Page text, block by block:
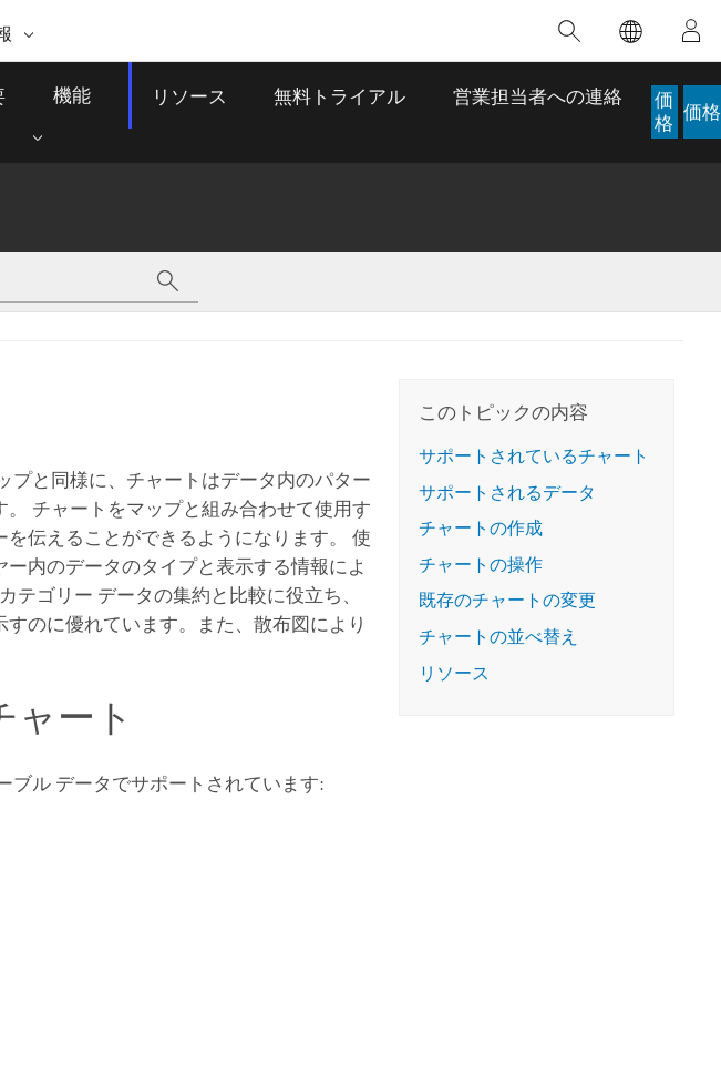
ArcGIS へのロールベースのアクセ
Esri の ArcGIS 製品
られています。 技術がどのようなものかを
ブ マップを試したり、製品の機能を調べた
り、無料トライアルを開始したりします。
ArcGIS Pro の詳細
チャ管理
フラストラクチャ プ
とどのように関連
が理解するのに役立
管理の探索
するために使用される空間統計技術を探索
コースを探索
業界ニュースと ArcGIS 更
リケーションを構築し、重要な救助活動を
ストーリーを読む
について
トナー
情報
イノベーションへの取り
組み
ーメーション
注目
機能 リソース 無料トライアル 営業担当者への連絡
価
格
価格
プと同様に、チャートはデータ内のパター
チャートをマップと組み合わせて使用す
伝えることができるようになります。 使
内のデータのタイプと表示する情報によ
テゴリー データの集約と比較に役立ち、
のに優れています。また、散布図により
ャート
ブル データでサポートされています:
このトピックの内容
サポートされているチャート
サポートされるデータ
チャートの作成
チャートの操作
既存のチャートの変更
チャートの並べ替え
リソース